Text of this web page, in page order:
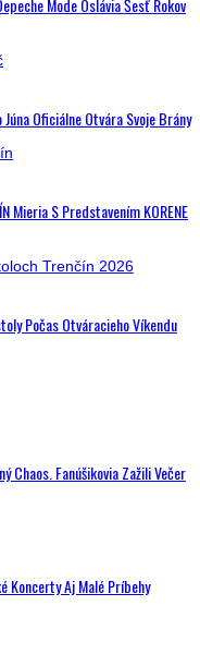
Mode Oslávia Šesť Rokov
Oficiálne Otvára Svoje Brány
Mieria S Predstavením KORENE
Počas Otváracieho Víkendu
Chaos. Fanúšikovia Zažili Večer
Koncerty Aj Malé Príbehy